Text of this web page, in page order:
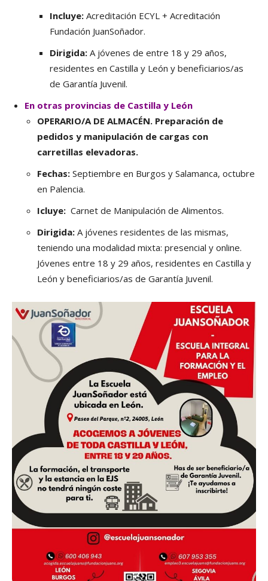
Incluye: Acreditación ECYL + Acreditación
Fundación JuanSoñador.
Dirigida: A jóvenes de entre 18 y 29 años,
residentes en Castilla y León y beneficiarios/as
de Garantía Juvenil.
En otras provincias de Castilla y León
OPERARIO/A DE ALMACÉN. Preparación de
pedidos y manipulación de cargas con
carretillas elevadoras.
Fechas: Septiembre en Burgos y Salamanca, octubre
en Palencia.
Icluye: Carnet de Manipulación de Alimentos.
Dirigida: A jóvenes residentes de las mismas,
teniendo una modalidad mixta: presencial y online.
Jóvenes entre 18 y 29 años, residentes en Castilla y
León y beneficiarios/as de Garantía Juvenil.